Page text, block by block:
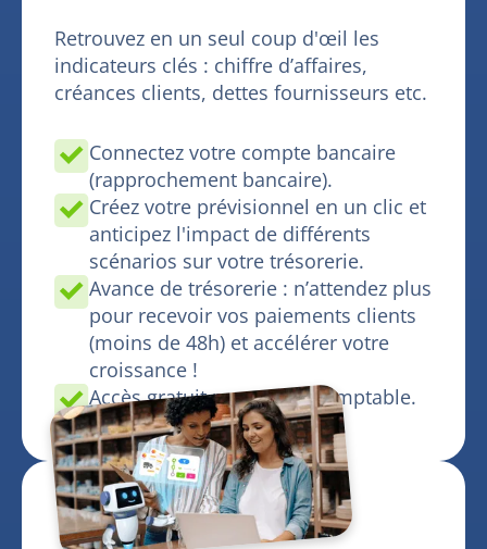
Retrouvez en un seul coup d'œil les
indicateurs clés : chiffre d’affaires,
créances clients, dettes fournisseurs etc.
Connectez votre compte bancaire
(rapprochement bancaire).
Créez votre prévisionnel en un clic et
anticipez l'impact de différents
scénarios sur votre trésorerie.
Avance de trésorerie : n’attendez plus
pour recevoir vos paiements clients
(moins de 48h) et accélérer votre
croissance !
Accès gratuit pour votre comptable.